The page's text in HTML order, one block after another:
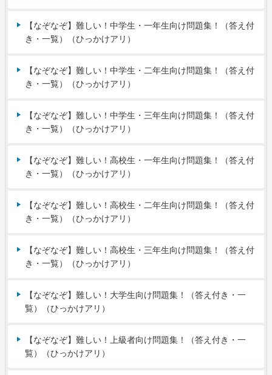
【なぞなぞ】難しい！中学生・一年生向け問題集！（答え付
き・一覧）（ひっかけアリ）
【なぞなぞ】難しい！中学生・二年生向け問題集！（答え付
き・一覧）（ひっかけアリ）
【なぞなぞ】難しい！中学生・三年生向け問題集！（答え付
き・一覧）（ひっかけアリ）
【なぞなぞ】難しい！高校生・一年生向け問題集！（答え付
き・一覧）（ひっかけアリ）
【なぞなぞ】難しい！高校生・二年生向け問題集！（答え付
き・一覧）（ひっかけアリ）
【なぞなぞ】難しい！高校生・三年生向け問題集！（答え付
き・一覧）（ひっかけアリ）
【なぞなぞ】難しい！大学生向け問題集！（答え付き・一
覧）（ひっかけアリ）
【なぞなぞ】難しい！上級者向け問題集！（答え付き・一
覧）（ひっかけアリ）